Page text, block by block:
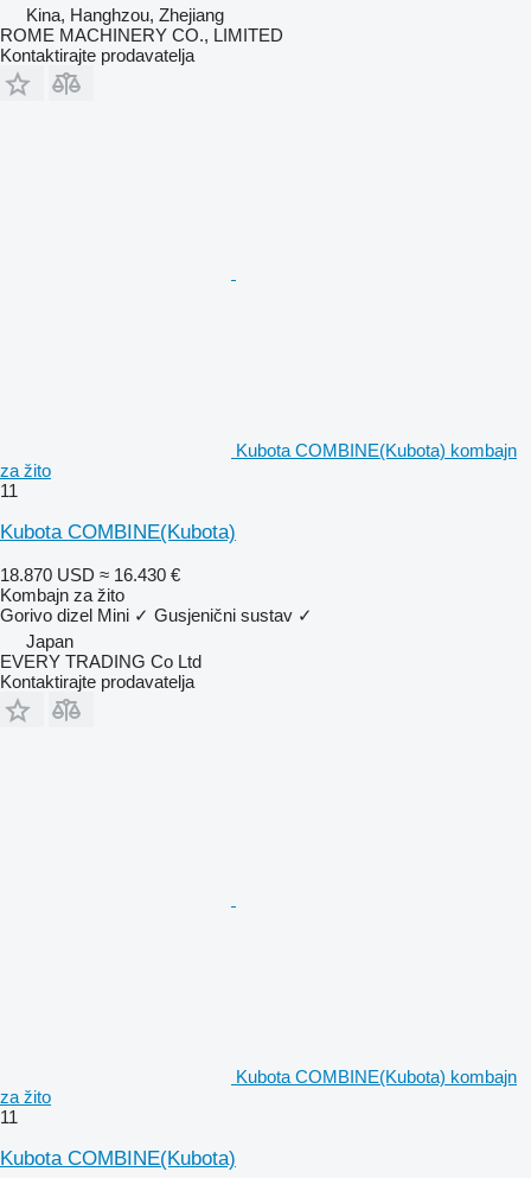
Kina, Hanghzou, Zhejiang
ROME MACHINERY CO., LIMITED
Kontaktirajte prodavatelja
Kubota COMBINE(Kubota) kombajn
za žito
11
Kubota COMBINE(Kubota)
18.870 USD ≈ 16.430 €
Kombajn za žito
Gorivo dizel Mini ✓ Gusjenični sustav ✓
Japan
EVERY TRADING Co Ltd
Kontaktirajte prodavatelja
Kubota COMBINE(Kubota) kombajn
za žito
11
Kubota COMBINE(Kubota)